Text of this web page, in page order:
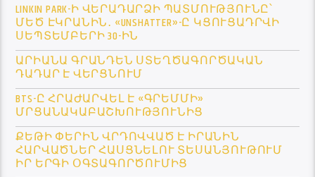
LINKIN PARK-Ի ՎԵՐԱԴԱՐՁԻ ՊԱՏՄՈՒԹՅՈՒՆԸ՝
ՄԵԾ ԷԿՐԱՆԻՆ․ «UNSHATTER»-Ը ԿՑՈՒՑԱԴՐՎԻ
ՍԵՊՏԵՄԲԵՐԻ 30-ԻՆ
ԱՐԻԱՆԱ ԳՐԱՆԴԵՆ ՍՏԵՂԾԱԳՈՐԾԱԿԱՆ
ԴԱԴԱՐ Է ՎԵՐՑՆՈՒՄ
BTS-Ը ՀՐԱԺԱՐՎԵԼ Է «ԳՐԵՄՄԻ»
ՄՐՑԱՆԱԿԱԲԱՇԽՈՒԹՅՈՒՆԻՑ
ՔԵԹԻ ՓԵՐԻՆ ՎՐԴՈՎՎԱԾ Է ԻՐԱՆԻՆ
ՀԱՐՎԱԾՆԵՐ ՀԱՍՑՆԵԼՈՒ ՏԵՍԱՆՅՈՒԹՈՒՄ
ԻՐ ԵՐԳԻ ՕԳՏԱԳՈՐԾՈՒՄԻՑ